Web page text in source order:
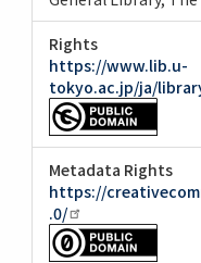
Rights
https://www.lib.u-
tokyo.ac.jp/ja/
Metadata Rights
https://
.0/